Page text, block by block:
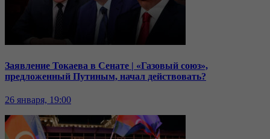
Заявление Токаева в Сенате | «Газовый союз»,
предложенный Путиным, начал действовать?
26 января, 19:00